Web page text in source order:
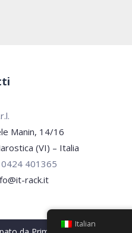
Manin, 14/16
(VI) – Italia
0424 401365
rack.it
Italian